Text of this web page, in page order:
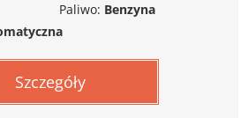
Paliwo: Benzyna
Szczegóły